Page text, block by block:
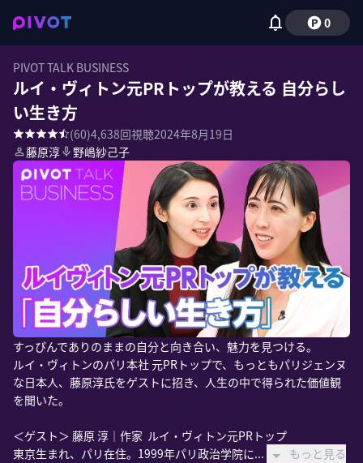
0
PIVOT TALK BUSINESS
ルイ・ヴィトン元PRトップが教える 自分らし
い生き方
(60)4,638回視聴2024年8月19日
藤原淳
野嶋紗己子
すっぴんでありのままの自分と向き合い、魅力を見つける。
ルイ・ヴィトンのパリ本社 元PRトップで、もっともパリジェンヌ
な日本人、藤原淳氏をゲストに招き、人生の中で得られた価値観
を聞いた。
＜ゲスト＞ 藤原 淳｜作家  ルイ・ヴィトン元PRトップ
東京生まれ、パリ在住。1999年パリ政治学院に...
もっと見る